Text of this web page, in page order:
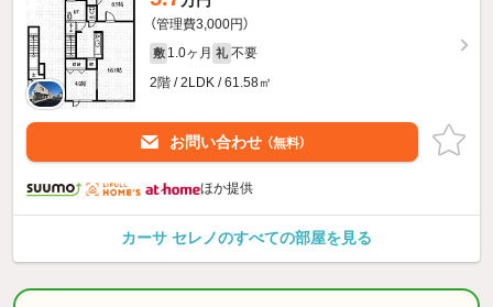
（管理費3,000円）
敷 1.0ヶ月 礼 不要
2階 / 2LDK / 61.58㎡
お問い合わせ （無料）
ほか提供
カーサ セレノのすべての部屋を見る